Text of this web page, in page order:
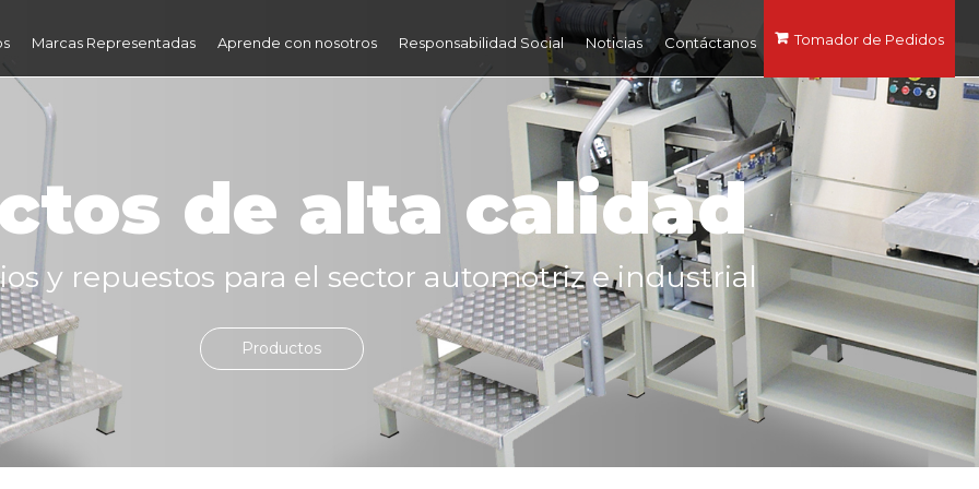
Marcas Representadas Aprende con nosotros Responsabilidad Social Noticias Contáctanos Tomador de Pedidos
de alta calidad
y repuestos para el sector automotriz e industrial
Productos